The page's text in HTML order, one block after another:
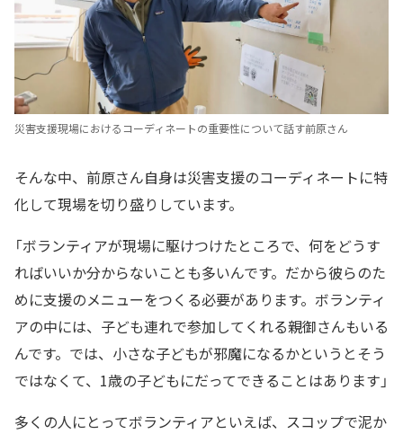
災害支援現場におけるコーディネートの重要性について話す前原さん
そんな中、前原さん自身は災害支援のコーディネートに特
化して現場を切り盛りしています。
「ボランティアが現場に駆けつけたところで、何をどうす
ればいいか分からないことも多いんです。だから彼らのた
めに支援のメニューをつくる必要があります。ボランティ
アの中には、子ども連れで参加してくれる親御さんもいる
んです。では、小さな子どもが邪魔になるかというとそう
ではなくて、1歳の子どもにだってできることはあります」
多くの人にとってボランティアといえば、スコップで泥か